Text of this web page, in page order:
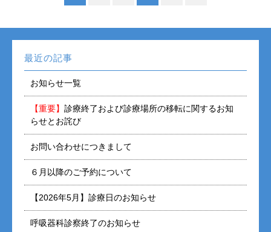
最近の記事
お知らせ一覧
【重要】 診療終了および診療場所の移転に関するお知
らせとお詫び
お問い合わせにつきまして
６月以降のご予約について
【2026年5月】診療日のお知らせ
呼吸器科診察終了のお知らせ